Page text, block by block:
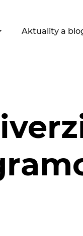
Aktuality a